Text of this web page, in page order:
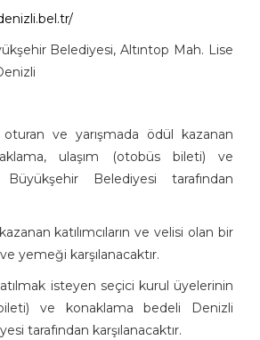
Belediyesi, Altıntop Mah. Lise
oturan ve yarışmada ödül kazanan
ulaşım (otobüs bileti) ve
Belediyesi tarafından
katılımcıların ve velisi olan bir
yemeği karşılanacaktır.
isteyen seçici kurul üyelerinin
ve konaklama bedeli Denizli
tarafından karşılanacaktır.